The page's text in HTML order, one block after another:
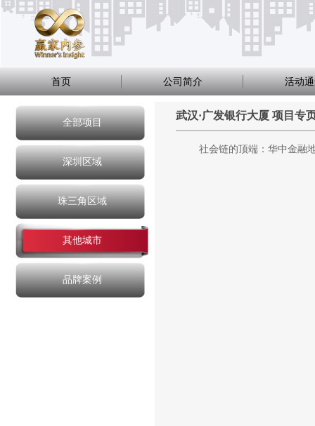
首页 公司简介 活动
全部项目
深圳区域
珠三角区域
其他城市
品牌案例
武汉·广发银行大厦 项目专
社会链的顶端：华中金融